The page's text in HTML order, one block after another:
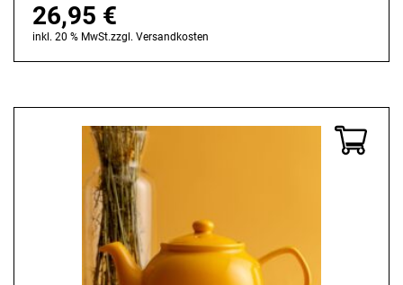
26,95 €
inkl. 20 % MwSt.zzgl. Versandkosten